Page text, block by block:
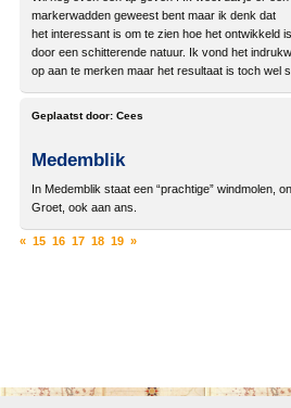
markerwadden geweest bent maar ik denk dat
het interessant is om te zien hoe het ontwikkeld
door een schitterende natuur. Ik vond het
op aan te merken maar het resultaat is toch wel
Geplaatst door: Cees
Medemblik
In Medemblik staat een “prachtige” windmolen,
Groet, ook aan ans.
« 15 16 17 18 19 »